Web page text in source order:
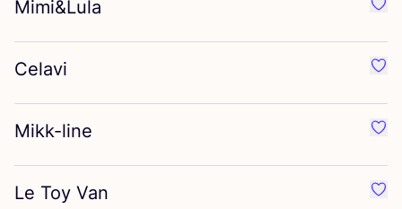
Mimi&Lula
Celavi
Mikk-line
Le Toy Van